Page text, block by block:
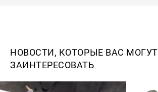
НОВОСТИ, КОТОРЫЕ ВАС МОГУТ
ЗАИНТЕРЕСОВАТЬ